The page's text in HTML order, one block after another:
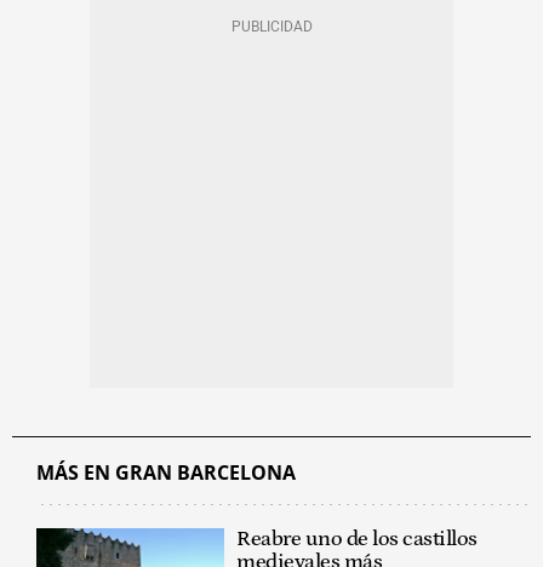
MÁS EN GRAN BARCELONA
Reabre uno de los castillos